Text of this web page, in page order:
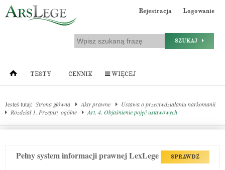
Rejestracja Logowanie
SZUKAJ
TESTY CENNIK WIĘCEJ
Jesteś tutaj: Strona główna Akty prawne
Ustawa o przeciwdziałaniu narkomanii
Rozdział 1. Przepisy ogólne
Art. 4. Objaśnienie pojęć ustawowych
Pełny system informacji prawnej LexLege SPRAWDŹ